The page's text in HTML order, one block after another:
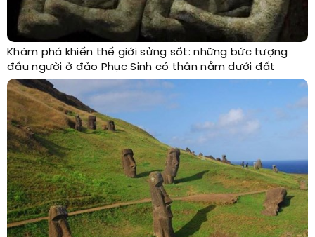
Khám phá khiến thế giới sửng sốt: những bức tượng
đầu người ở đảo Phục Sinh có thân nằm dưới đất